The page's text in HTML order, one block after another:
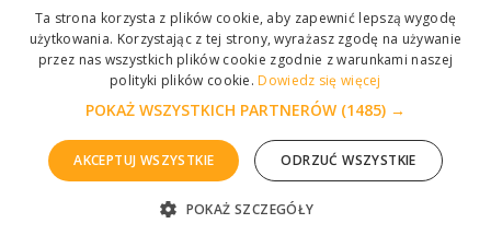
Niezmiennie, od wielu lat nasi klienci sięgają po
sprawdzoną odzież pszczelarską – kapelusze,
kombinezony pszczelarskie i rękawice to podstawa
pracy przy bardziej agresywnych
równieżakcesoriado pracy z pszczołami – dłuta,
pasiece. Nowoczesne pszczelarstwo wymaga
ZGŁOŚ PROBLEM
Ta strona korzysta z plików cookie, aby zapewnić lepszą wygodę
użytkowania. Korzystając z tej strony, wyrażasz zgodę na używanie
przez nas wszystkich plików cookie zgodnie z warunkami naszej
polityki plików cookie. Dowiedz się więcej
POKAŻ WSZYSTKICH PARTNERÓW (1485) →
AKCEPTUJ WSZYSTKIE ODRZUĆ WSZYSTKIE
POKAŻ SZCZEGÓŁY